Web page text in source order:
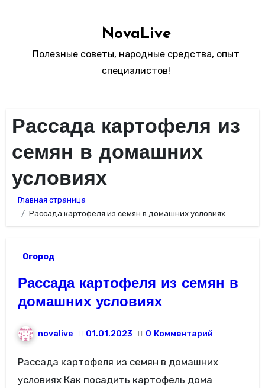
NovaLive
Полезные советы, народные средства, опыт
специалистов!
Рассада картофеля из
семян в домашних
условиях
Главная страница
Рассада картофеля из семян в домашних условиях
Огород
Рассада картофеля из семян в
домашних условиях
novalive 01.01.2023 0 Комментарий
Рассада картофеля из семян в домашних
условиях Как посадить картофель дома